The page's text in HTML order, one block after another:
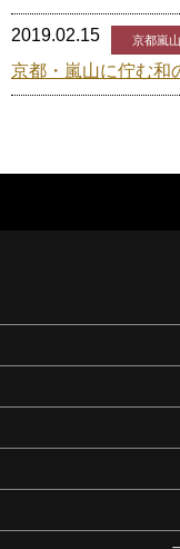
2019.02.15 京都嵐
京都・嵐山に佇む和